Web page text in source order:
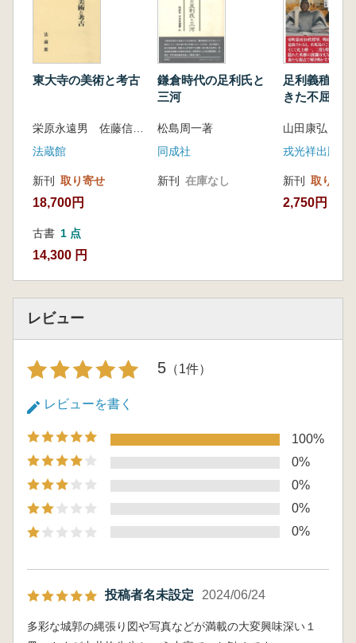
4章 陣城と攻城戦 三木城攻めの陣城
1 陣城の見方 / 2 陣城と攻城戦の考え方
Ⅱ 城の歴史に学ぶ
1章 戦国時代と城の成立
の石垣
2章 織田・豊臣時代の城
1 東北の豊臣インパクト / 2 聚楽第タイプの広
がり / 3 織田と豊臣の違い / 4 八王子城は北条氏
か徳川氏か
3章 近世の城と石垣
1 近世城郭の見方 / 2 近世の石垣 / 3 バブル崩壊
5章 杉山城再考
1 研究史の要点 / 2 縄張りから見た杉山城/ 3 考
古資料との調和
6章 縄張り調査の未来
1 縄張り研究の功罪 / 2 考古学と縄張り研究 / 3
Ⅲ 成果と課題
縄張り図から歴史像へ 齋藤慎一
城郭の考古学的研究と活用 中井 均
あとがき(中井 均)
QR目次
東大寺の美術と考古
栄原永遠男 佐藤信 吉川真司編
法蔵館
新刊 取り寄せ
18,700円
古書 1 点
14,300 円
鎌倉時代の足利氏と
三河
松島周一著
同成社
新刊 在庫なし
足利義稙 戦
きた不屈の
山田康弘 著
戎光祥出版
新刊 取り寄せ
2,750円
レビュー
5 （1件）
レビューを書く
100%
0%
0%
0%
0%
投稿者名未設定 2024/06/24
多彩な城郭の縄張り図や写真などが満載の大変興味深い１